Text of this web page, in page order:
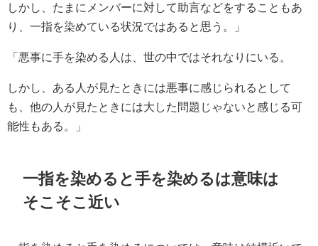
しかし、たまにメンバーに対して助言などをすることもあ
り、一指を染めている状況ではあると思う。」
「悪事に手を染める人は、世の中ではそれなりにいる。
しかし、ある人が見たときには悪事に感じられるとして
も、他の人が見たときには大した問題じゃないと感じる可
能性もある。」
一指を染めると手を染めるは意味は
そこそこ近い